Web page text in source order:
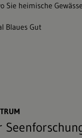
Sie heimische
Blaues Gut